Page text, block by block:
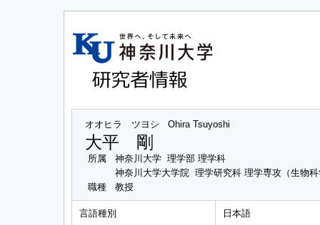
オオヒラ ツヨシ Ohira Tsuyoshi
大平 剛
所属
神奈川大学 理学部 理学科
神奈川大学大学院 理学研究科 理学専攻（生物
職種
教授
言語種別 日本語